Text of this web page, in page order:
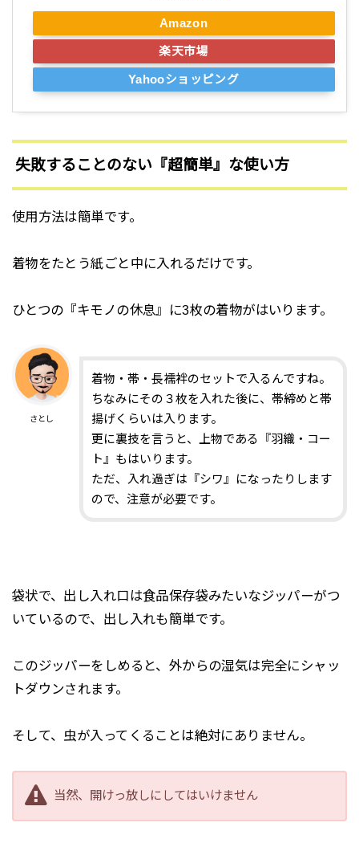
Amazon
楽天市場
Yahooショッピング
失敗することのない『超簡単』な使い方
使用方法は簡単です。
着物をたとう紙ごと中に入れるだけです。
ひとつの『キモノの休息』に3枚の着物がはいります。
さとし
着物・帯・長襦袢のセットで入るんですね。
ちなみにその３枚を入れた後に、帯締めと帯
揚げくらいは入ります。
更に裏技を言うと、上物である『羽織・コー
ト』もはいります。
ただ、入れ過ぎは『シワ』になったりします
ので、注意が必要です。
袋状で、出し入れ口は食品保存袋みたいなジッパーがつ
いているので、出し入れも簡単です。
このジッパーをしめると、外からの湿気は完全にシャッ
トダウンされます。
そして、虫が入ってくることは絶対にありません。
当然、開けっ放しにしてはいけません